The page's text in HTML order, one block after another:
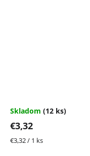
Skladom (12 ks)
€3,32
Jednotková
€3,32 / 1 ks